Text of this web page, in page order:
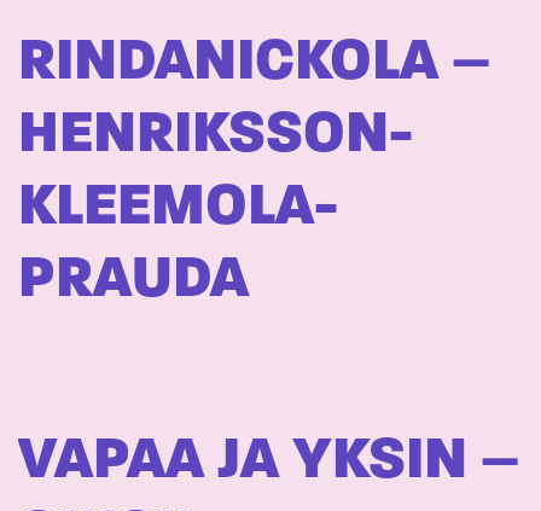
RINDANICKOLA –
HENRIKSSON-
KLEEMOLA-
PRAUDA
VAPAA JA YKSIN –